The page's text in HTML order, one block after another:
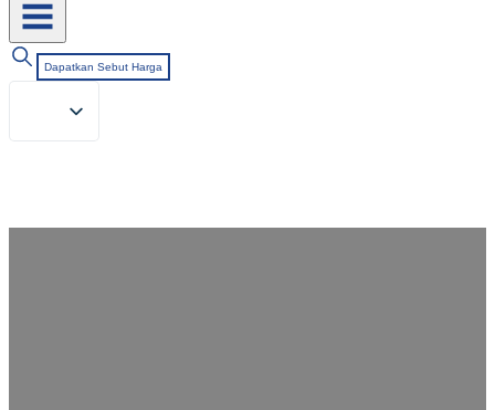
Dapatkan Sebut Harga